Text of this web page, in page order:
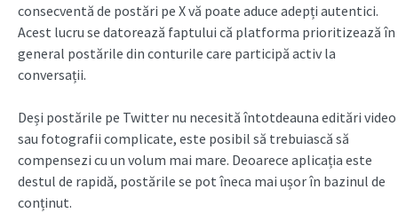
consecventă de postări pe X vă poate aduce adepți autentici.
Acest lucru se datorează faptului că platforma prioritizează în
general postările din conturile care participă activ la
conversații.
Deși postările pe Twitter nu necesită întotdeauna editări video
sau fotografii complicate, este posibil să trebuiască să
compensezi cu un volum mai mare. Deoarece aplicația este
destul de rapidă, postările se pot îneca mai ușor în bazinul de
conținut.